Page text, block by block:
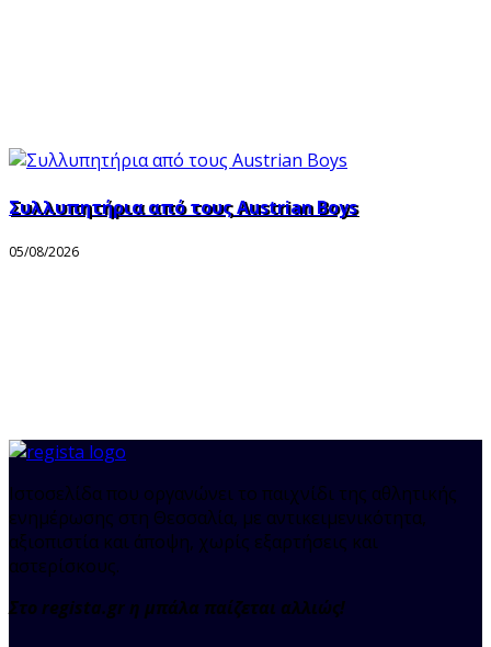
Συλλυπητήρια από τους Austrian Boys
05/08/2026
Ιστοσελίδα που οργανώνει το παιχνίδι της αθλητικής
ενημέρωσης στη Θεσσαλία, με αντικειμενικότητα,
αξιοπιστία και άποψη, χωρίς εξαρτήσεις και
αστερίσκους.
Στο regista.gr η μπάλα παίζεται αλλιώς!